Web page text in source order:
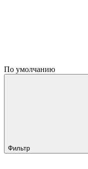
По умолчанию
Фильтр